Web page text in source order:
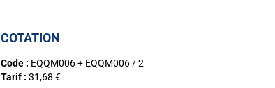
COTATION
Code : EQQM006 + EQQM006 / 2
Tarif : 31,68 €